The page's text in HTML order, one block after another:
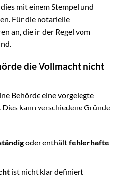
mit einem Stempel und
Für die notarielle
an, die in der Regel vom
die Vollmacht nicht
Behörde eine vorgelegte
. Dies kann verschiedene Gründe
oder enthältfehlerhafte
ist nicht klar definiert